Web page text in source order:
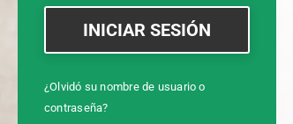
¿Olvidó su nombre de usuario o
contraseña?